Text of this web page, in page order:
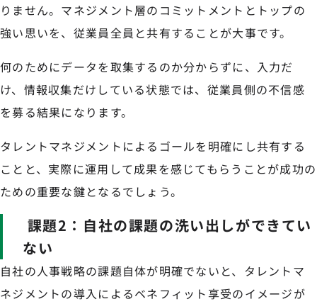
りません。マネジメント層のコミットメントとトップの
強い思いを、従業員全員と共有することが大事です。
何のためにデータを取集するのか分からずに、入力だ
け、情報収集だけしている状態では、従業員側の不信感
を募る結果になります。
タレントマネジメントによるゴールを明確にし共有する
ことと、実際に運用して成果を感じてもらうことが成功の
ための重要な鍵となるでしょう。
課題2：自社の課題の洗い出しができてい
ない
自社の人事戦略の課題自体が明確でないと、タレントマ
ネジメントの導入によるベネフィット享受のイメージが